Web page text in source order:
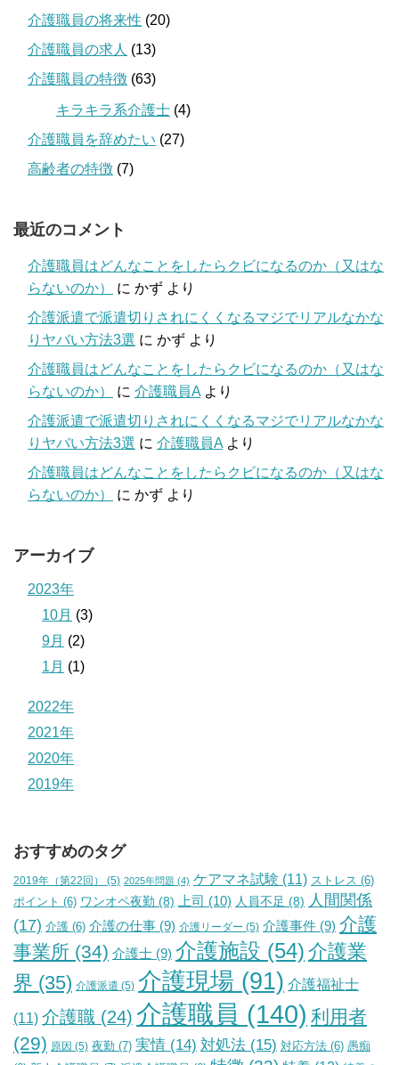
介護職員の将来性 (20)
介護職員の求人 (13)
介護職員の特徴 (63)
キラキラ系介護士 (4)
介護職員を辞めたい (27)
高齢者の特徴 (7)
最近のコメント
介護職員はどんなことをしたらクビになるのか（又はな
らないのか）
に かず より
介護派遣で派遣切りされにくくなるマジでリアルなかな
りヤバい方法3選 に かず より
介護職員はどんなことをしたらクビになるのか（又はな
らないのか）
に 介護職員A より
介護派遣で派遣切りされにくくなるマジでリアルなかな
りヤバい方法3選 に 介護職員A より
介護職員はどんなことをしたらクビになるのか（又はな
らないのか）
に かず より
アーカイブ
2023年
10月 (3)
9月 (2)
1月 (1)
2022年
2021年
2020年
2019年
おすすめのタグ
2019年（第22回） (5) 2025年問題 (4) ケアマネ試験 (11) ストレス (6)
ポイント (6) ワンオペ夜勤 (8) 上司 (10) 人員不足 (8) 人間関係
(17) 介護 (6) 介護の仕事 (9) 介護リーダー (5) 介護事件 (9) 介護
事業所 (34) 介護士 (9) 介護施設 (54) 介護業
界 (35) 介護派遣 (5) 介護現場 (91) 介護福祉士
(11) 介護職 (24) 介護職員 (140) 利用者
(29) 原因 (5) 夜勤 (7) 実情 (14) 対処法 (15) 対応方法 (6) 愚痴